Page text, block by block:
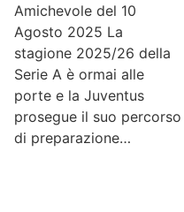
Amichevole del 10
Agosto 2025 La
stagione 2025/26 della
Serie A è ormai alle
porte e la Juventus
prosegue il suo percorso
di preparazione…